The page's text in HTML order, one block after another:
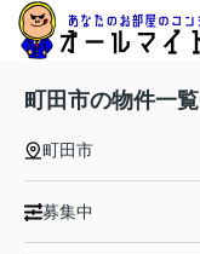
町田市の物件一覧
町田市
募集中